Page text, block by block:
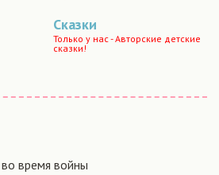
Сказки
Только у нас - Авторские детские
сказки!
время войны